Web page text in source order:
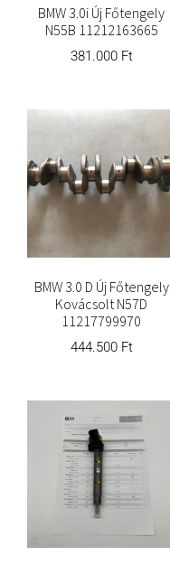
BMW 3.0i Új Főtengely
N55B 11212163665
381.000 Ft
BMW 3.0 D Új Főtengely
Kovácsolt N57D
11217799970
444.500 Ft